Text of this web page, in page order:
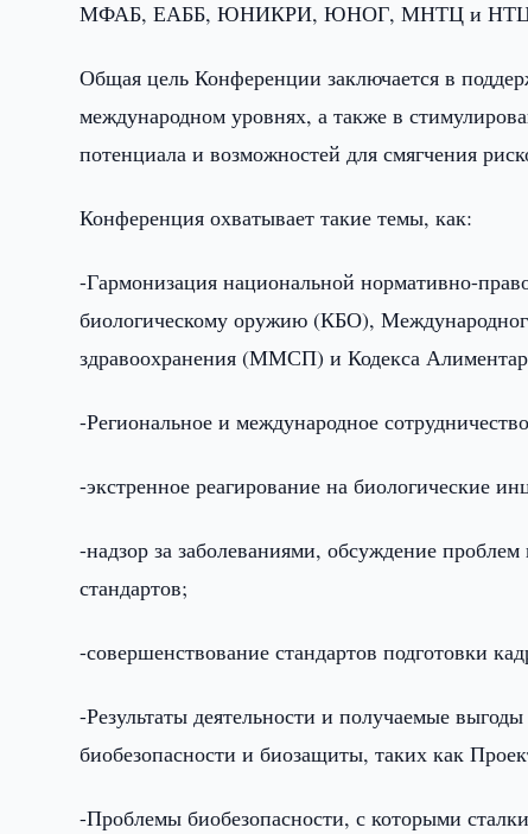
МФАБ, ЕАББ, ЮНИКРИ, ЮНОГ, МНТЦ и
Общая цель Конференции заключается в
международном уровнях, а также в
потенциала и возможностей для смягчения
Конференция охватывает такие темы, как:
-Гармонизация национальной нормативно-
биологическому оружию (КБО),
здравоохранения (ММСП) и Кодекса
-Региональное и международное
-экстренное реагирование на биологические
-надзор за заболеваниями, обсуждение
стандартов;
-совершенствование стандартов подготовки
-Результаты деятельности и получаемые
биобезопасности и биозащиты, таких как
-Проблемы биобезопасности, с которыми